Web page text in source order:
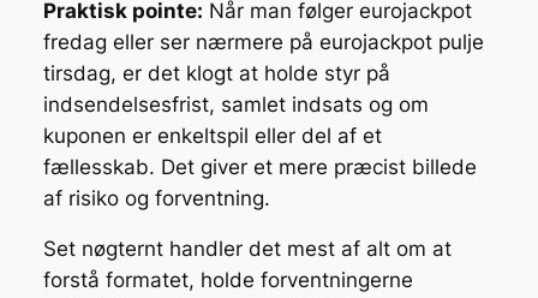
Praktisk pointe: Når man følger eurojackpot
fredag eller ser nærmere på eurojackpot pulje
tirsdag, er det klogt at holde styr på
indsendelsesfrist, samlet indsats og om
kuponen er enkeltspil eller del af et
fællesskab. Det giver et mere præcist billede
af risiko og forventning.
Set nøgternt handler det mest af alt om at
forstå formatet, holde forventningerne